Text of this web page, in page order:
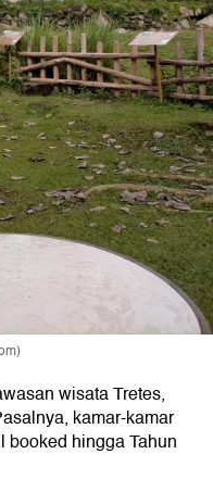
wisata Tretes,
kamar-kamar
booked hingga Tahun